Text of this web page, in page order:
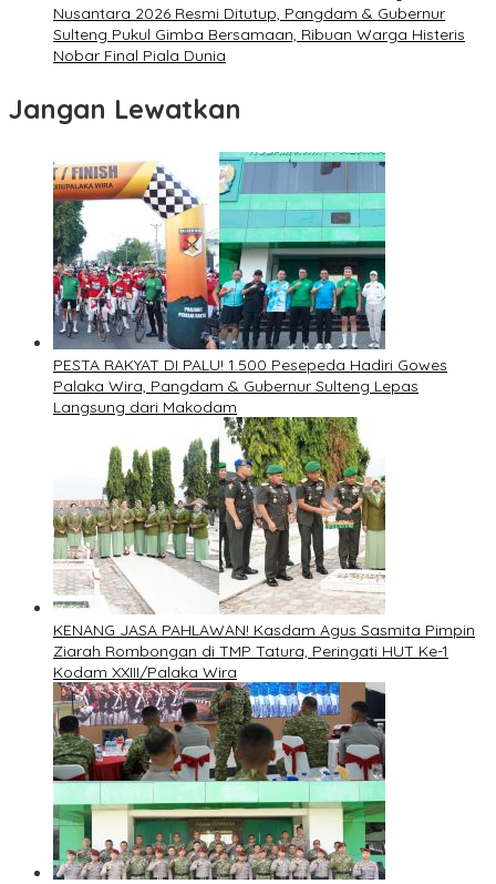
Nusantara 2026 Resmi Ditutup, Pangdam & Gubernur
Sulteng Pukul Gimba Bersamaan, Ribuan Warga Histeris
Nobar Final Piala Dunia
Jangan Lewatkan
PESTA RAKYAT DI PALU! 1.500 Pesepeda Hadiri Gowes
Palaka Wira, Pangdam & Gubernur Sulteng Lepas
Langsung dari Makodam
KENANG JASA PAHLAWAN! Kasdam Agus Sasmita Pimpin
Ziarah Rombongan di TMP Tatura, Peringati HUT Ke-1
Kodam XXIII/Palaka Wira